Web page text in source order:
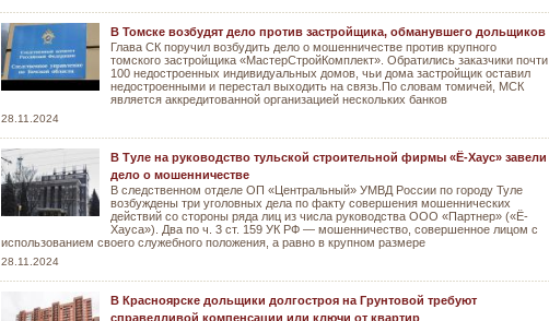
В Томске возбудят дело против застройщика, обманувшего дольщиков
Глава СК поручил возбудить дело о мошенничестве против крупного
томского застройщика «МастерСтройКомплект». Обратились заказчики почти
100 недостроенных индивидуальных домов, чьи дома застройщик оставил
недостроенными и перестал выходить на связь.По словам томичей, МСК
является аккредитованной организацией нескольких банков
28.11.2024
В Туле на руководство тульской строительной фирмы «Ё-Хаус» завели
дело о мошенничестве
В следственном отделе ОП «Центральный» УМВД России по городу Туле
возбуждены три уголовных дела по факту совершения мошеннических
действий со стороны ряда лиц из числа руководства ООО «Партнер» («Ё-
Хауса»). Два по ч. 3 ст. 159 УК РФ — мошенничество, совершенное лицом с
использованием своего служебного положения, а равно в крупном размере
28.11.2024
В Красноярске дольщики долгостроя на Грунтовой требуют
справедливой компенсации или ключи от квартир